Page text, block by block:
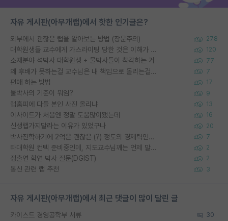
자유 게시판(아무개랩)에서 핫한 인기글은?
외부에서 괜찮은 랩을 알아보는 방법 (장문주의) 278
대학원생들 교수에게 가스라이팅 당한 것은 이해가 갑니다. 안타깝네요. 120
소재분야 석박사 대학원생 + 물박사들이 착각하는 거 77
왜 후배가 못하는걸 교수님은 내 책임으로 돌리는걸까요? 7
편애 하는 방법 17
물박사의 기준이 뭐임? 9
랩홈피에 다들 본인 사진 올리냐 13
이사이트가 처음엔 정말 도움많이됐는데 16
신생랩가지말라는 이유가 있었구나 20
박사진학하기에 2억은 괜찮은 (?) 정도의 경제력인가요 7
타대학원 컨텍 준비중인데, 지도교수님께는 언제 말씀드려야 할까요? 2
정출연 학연 박사 질문(DGIST) 2
통신 관련 랩 추천 3
자유 게시판(아무개랩)에서 최근 댓글이 많이 달린 글
카이스트 경영공학부 서류 30